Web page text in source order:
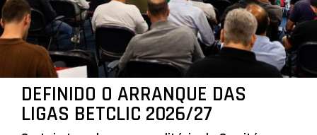
DEFINIDO O ARRANQUE DAS
LIGAS BETCLIC 2026/27